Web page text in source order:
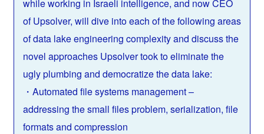
while working in Israeli intelligence, and now CEO
of Upsolver, will dive into each of the following areas
of data lake engineering complexity and discuss the
novel approaches Upsolver took to eliminate the
ugly plumbing and democratize the data lake:
・Automated file systems management –
addressing the small files problem, serialization, file
formats and compression